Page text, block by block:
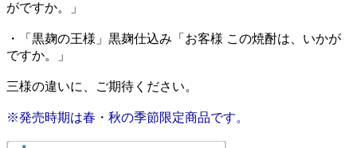
がですか。」
・「黒麹の王様」黒麹仕込み「お客様 この焼酎は、いかが
ですか。」
三様の違いに、ご期待ください。
※発売時期は春・秋の季節限定商品です。